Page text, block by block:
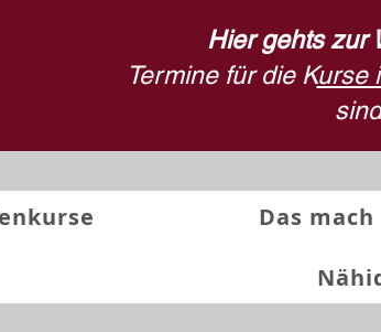
Hier gehts zur
Termine für die Kurse
sind
Das mach